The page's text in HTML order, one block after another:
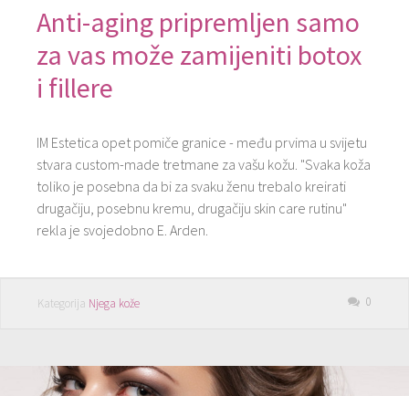
Anti-aging pripremljen samo
za vas može ​zamijeniti ​botox
i fillere​ ​
IM Estetica ​opet pomiče granice ​- među prvima u svijetu
stvara custom-made tretmane za vašu kožu. "Svaka koža
toliko je posebna da bi za svaku ženu trebalo kreirati
drugačiju, posebnu kremu, drugačiju skin care rutinu"
rekla je svojedobno E. Arden.
Kategorija Njega kože 0